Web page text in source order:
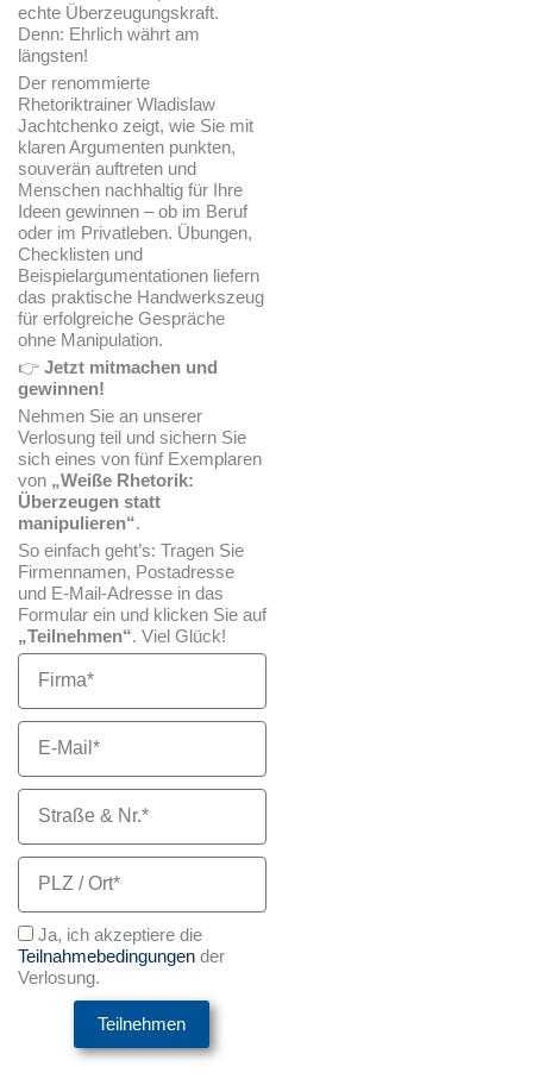
echte Überzeugungskraft.
Denn: Ehrlich währt am
längsten!
Der renommierte
Rhetoriktrainer Wladislaw
Jachtchenko zeigt, wie Sie mit
klaren Argumenten punkten,
souverän auftreten und
Menschen nachhaltig für Ihre
Ideen gewinnen – ob im Beruf
oder im Privatleben. Übungen,
Checklisten und
Beispielargumentationen liefern
das praktische Handwerkszeug
für erfolgreiche Gespräche
ohne Manipulation.
👉 Jetzt mitmachen und
gewinnen!
Nehmen Sie an unserer
Verlosung teil und sichern Sie
sich eines von fünf Exemplaren
von „Weiße Rhetorik:
Überzeugen statt
manipulieren“.
So einfach geht’s: Tragen Sie
Firmennamen, Postadresse
und E-Mail-Adresse in das
Formular ein und klicken Sie auf
„Teilnehmen“. Viel Glück!
Firma
E-
Mail
Straße
Nr
PLZ
Ort
Datenschutz
Ja, ich akzeptiere die
Teilnahmebedingungen der
Verlosung.
Teilnehmen